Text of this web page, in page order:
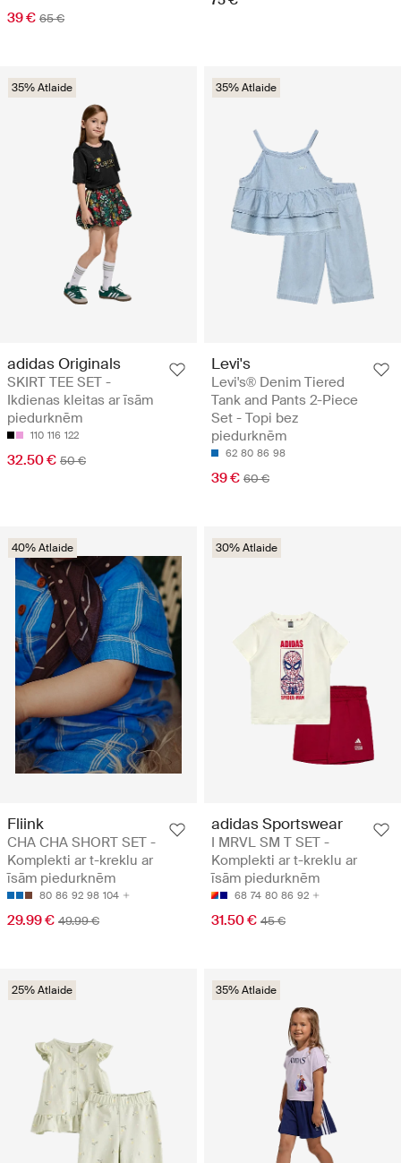
39 € 65 €
35% Atlaide
adidas Originals
SKIRT TEE SET -
Ikdienas kleitas ar īsām
piedurknēm
110 116 122
32.50 € 50 €
35% Atlaide
Levi's
Levi's® Denim Tiered
Tank and Pants 2-Piece
Set - Topi bez
piedurknēm
62 80 86 98
39 € 60 €
40% Atlaide
Fliink
CHA CHA SHORT SET -
Komplekti ar t-kreklu ar
īsām piedurknēm
80 86 92 98 104
29.99 € 49.99 €
30% Atlaide
adidas Sportswear
I MRVL SM T SET -
Komplekti ar t-kreklu ar
īsām piedurknēm
68 74 80 86 92
31.50 € 45 €
25% Atlaide 35% Atlaide